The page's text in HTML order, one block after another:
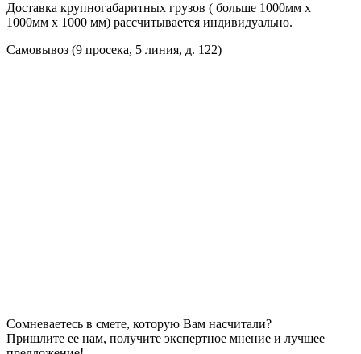
Доставка крупногабаритных грузов ( больше 1000мм х
1000мм х 1000 мм) рассчитывается индивидуально.
Самовывоз (9 просека, 5 линия, д. 122)
Сомневаетесь в смете, которую Вам насчитали?
Пришлите ее нам, получите экспертное мнение и лучшее